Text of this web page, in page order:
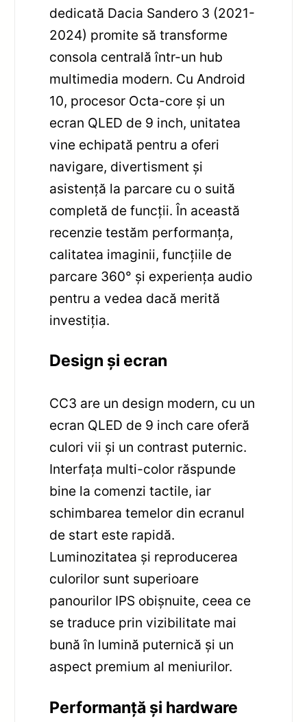
dedicată Dacia Sandero 3 (2021-
2024) promite să transforme
consola centrală într-un hub
multimedia modern. Cu Android
10, procesor Octa-core și un
ecran QLED de 9 inch, unitatea
vine echipată pentru a oferi
navigare, divertisment și
asistență la parcare cu o suită
completă de funcții. În această
recenzie testăm performanța,
calitatea imaginii, funcțiile de
parcare 360° și experiența audio
pentru a vedea dacă merită
investiția.
Design și ecran
CC3 are un design modern, cu un
ecran QLED de 9 inch care oferă
culori vii și un contrast puternic.
Interfața multi-color răspunde
bine la comenzi tactile, iar
schimbarea temelor din ecranul
de start este rapidă.
Luminozitatea și reproducerea
culorilor sunt superioare
panourilor IPS obișnuite, ceea ce
se traduce prin vizibilitate mai
bună în lumină puternică și un
aspect premium al meniurilor.
Performanță și hardware